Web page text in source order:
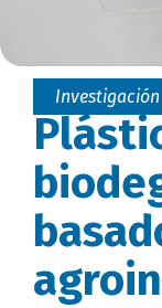
Investigación